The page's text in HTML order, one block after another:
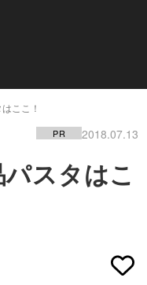
ここ！
PR 2018.07.13
スタはこ